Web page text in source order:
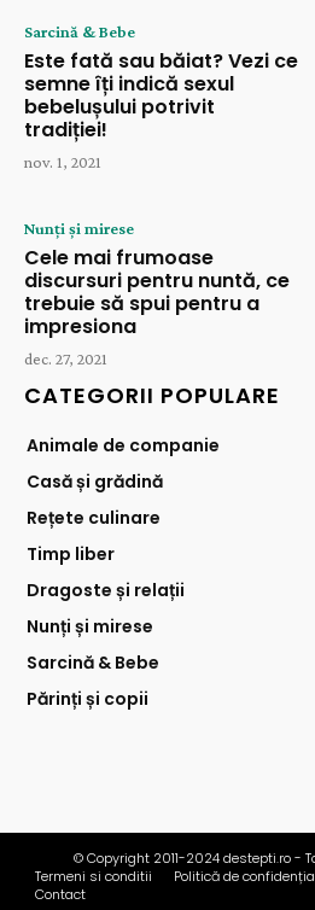
Sarcină & Bebe
Este fată sau băiat? Vezi ce
semne îți indică sexul
bebelușului potrivit
tradiției!
nov. 1, 2021
Nunți și mirese
Cele mai frumoase
discursuri pentru nuntă, ce
trebuie să spui pentru a
impresiona
dec. 27, 2021
CATEGORII POPULARE
Animale de companie
Casă și grădină
Rețete culinare
Timp liber
Dragoste și relații
Nunți și mirese
Sarcină & Bebe
Părinți și copii
© Copyright 2011-2024 destepti.ro -
Termeni si conditii
Politică de
Contact